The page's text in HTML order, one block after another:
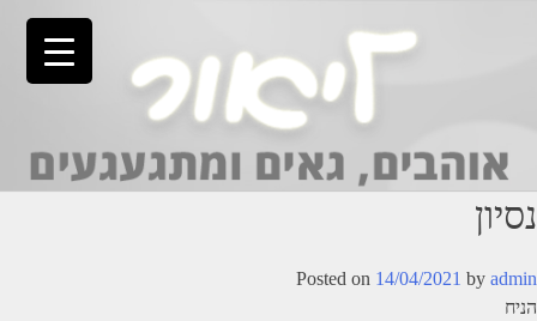
נסיון
Posted on 14/04/2021 by admin
הניח